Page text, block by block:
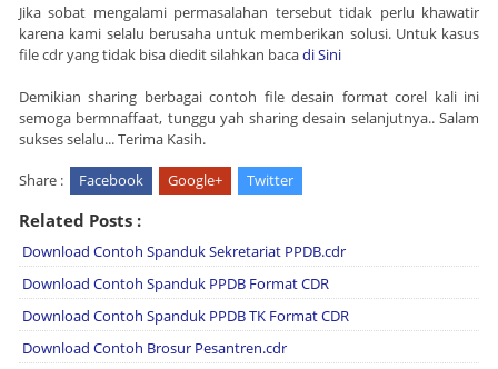
Jika sobat mengalami permasalahan tersebut tidak perlu khawatir
karena kami selalu berusaha untuk memberikan solusi. Untuk kasus
file cdr yang tidak bisa diedit silahkan bacadi Sini
Demikian sharing berbagai contoh file desain format corel kali ini
semoga bermnaffaat, tunggu yah sharing desain selanjutnya.. Salam
sukses selalu... Terima Kasih.
Share : Facebook Google+ Twitter
Related Posts :
Download Contoh Spanduk Sekretariat PPDB.cdr
Download Contoh Spanduk PPDB Format CDR
Download Contoh Spanduk PPDB TK Format CDR
Download Contoh Brosur Pesantren.cdr